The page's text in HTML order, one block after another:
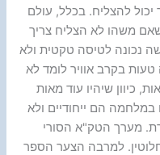
להצליח. בכלל, עולם
משהו לא הצליח צריך
נכונה לטיסה טקטית ולא
טעות בקרב אוויר לומד לא
כיוון שיהיו עוד מאות
הם ייחודיים ולא
מערך הטק"א הסורי
למרבה הצער הספר